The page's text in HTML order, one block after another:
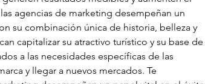
agencias de marketing desempeñan un
su combinación única de historia, belleza y
capitalizar su atractivo turístico y su base de
a las necesidades específicas de las
y llegar a nuevos mercados. Te